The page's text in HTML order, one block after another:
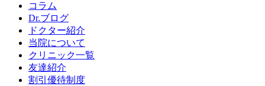
コラム
Dr.ブログ
ドクター紹介
当院について
クリニック一覧
友達紹介
割引優待制度